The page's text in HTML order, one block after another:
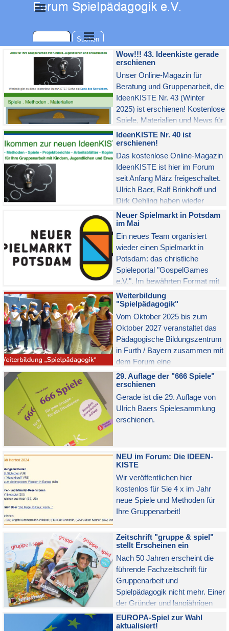
Direkt zum Seiteninhalt
Menü überspringen
Menü überspringen
Suchen
Wow!!! 43. Ideenkiste gerade
erschienen
Unser Online-Magazin für
Beratung und Gruppenarbeit, die
IdeenKISTE Nr. 43 (Winter
2025) ist erschienen! Kostenlose
Spiele, Materialien und News für
alle Fachkräfte in der Sozialen
Arbeeit, Kulturpädagogik und
therapeutischen Praxis.
IdeenKISTE Nr. 40 ist
erschienen!
Das kostenlose Online-Magazin
IdeenKISTE ist hier im Forum
seit Anfang März freigeschaltet.
Ulrich Baer, Ralf Brinkhoff und
Dirk Oehling haben wieder
Spiele, Praxisberichte und News
für Ihre kreative Gruppenarbeit
zusammen getragen.
Neuer Spielmarkt in Potsdam
im Mai
Ein neues Team organisiert
wieder einen Spielmarkt in
Potsdam: das christliche
Spieleportal "GospelGames
e.V.". Im bewährten Format mit
Spielaktionen, Marktständen und
Workshops auf der Halbinsel
Herrmannswerder von Freitag,
23. bis Sonntag, 25. Mai 2025.
Bekannte Mitglieder des
FORUMs SPIELPÄDAGOGIK
werden mit Ständen und
Workshops vertreten sein.
Weiterbildung
"Spielpädagogik"
Vom Oktober 2025 bis zum
Oktober 2027 veranstaltet das
Pädagogische Bildungszentrum
in Furth / Bayern zusammen mit
dem Forum eine
berufsbegleitende Weiterbildung
zur Spielpädagogik mit 5
Modulen (je 32 Std.).
29. Auflage der "666 Spiele"
erschienen
Gerade ist die 29. Auflage von
Ulrich Baers Spielesammlung
erschienen.
NEU im Forum: Die IDEEN-
KISTE
Wir veröffentlichen hier
kostenlos für Sie 4 x im Jahr
neue Spiele und Methoden für
Ihre Gruppenarbeit!
Zeitschrift "gruppe & spiel"
stellt Erscheinen ein
Nach 50 Jahren erscheint die
führende Fachzeitschrift für
Gruppenarbeit und
Spielpädagogik nicht mehr. Einer
der Gründer und langjährigen
Herausgeber bereitet eine
Alternative vor.
EUROPA-Spiel zur Wahl
aktualisiert!